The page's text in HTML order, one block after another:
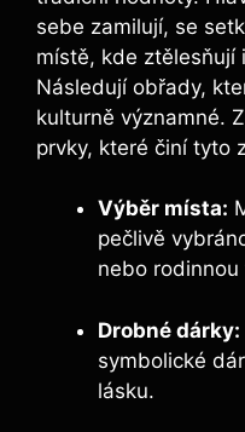
sebe zamilují, se
místě, kde ztělesňují
Následují obřady,
kulturně významné.
prvky, které činí tyto
Výběr místa:
pečlivě
nebo rodinnou
Drobné dárky:
symbolické
lásku.